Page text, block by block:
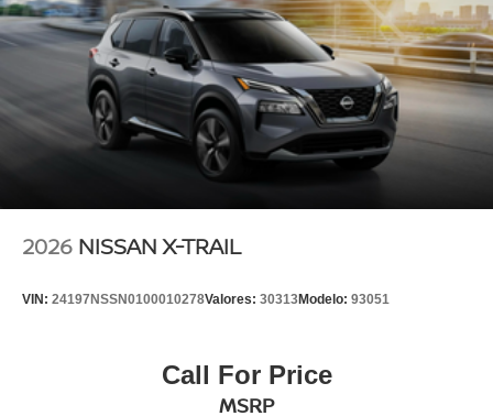
2026 NISSAN X-TRAIL
VIN: 24197NSSN0100010278Valores: 30313Modelo: 93051
Call For Price
MSRP